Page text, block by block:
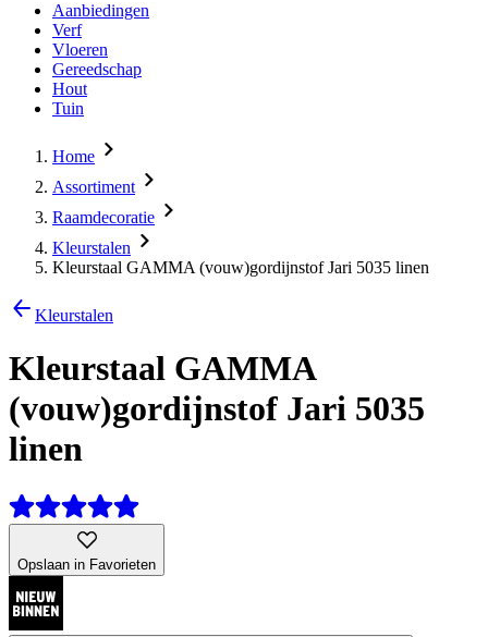
Aanbiedingen
Verf
Vloeren
Gereedschap
Hout
Tuin
Home
Assortiment
Raamdecoratie
Kleurstalen
Kleurstaal GAMMA (vouw)gordijnstof Jari 5035 linen
Kleurstalen
Kleurstaal GAMMA
(vouw)gordijnstof Jari 5035
linen
Opslaan in Favorieten